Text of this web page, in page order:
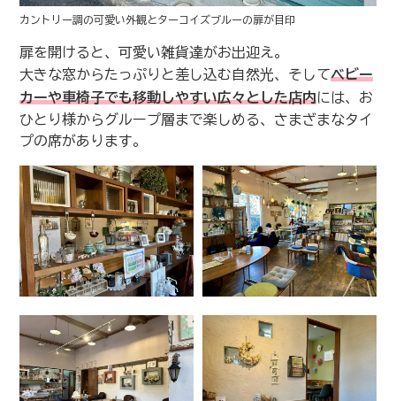
カントリー調の可愛い外観とターコイズブルーの扉が目印
扉を開けると、可愛い雑貨達がお出迎え。
大きな窓からたっぷりと差し込む自然光、そしてベビー
カーや車椅子でも移動しやすい広々とした店内には、お
ひとり様からグループ層まで楽しめる、さまざまなタイ
プの席があります。